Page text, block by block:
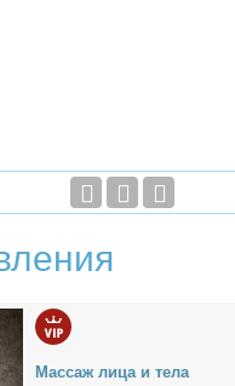
Мас­саж ли­ца и те­ла